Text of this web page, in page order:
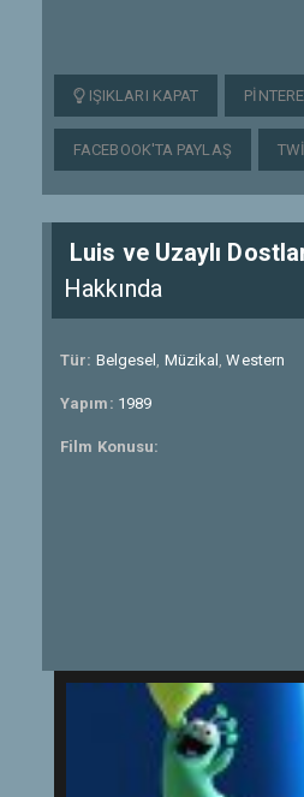
IŞIKLARI KAPAT
FACEBOOK'TA PAYLAŞ
Luis ve Uzaylı
Hakkında
Tür: Belgesel , Müzikal ,Western
Yapım: 1989
Film Konusu: